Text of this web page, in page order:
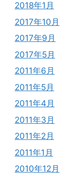
2018年1月
2017年10月
2017年9月
2017年5月
2011年6月
2011年5月
2011年4月
2011年3月
2011年2月
2011年1月
2010年12月